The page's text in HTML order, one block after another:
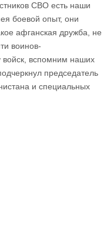
СВО есть наши
боевой опыт, они
афганская дружба, не
воинов-
войск, вспомним наших
председатель
и специальных